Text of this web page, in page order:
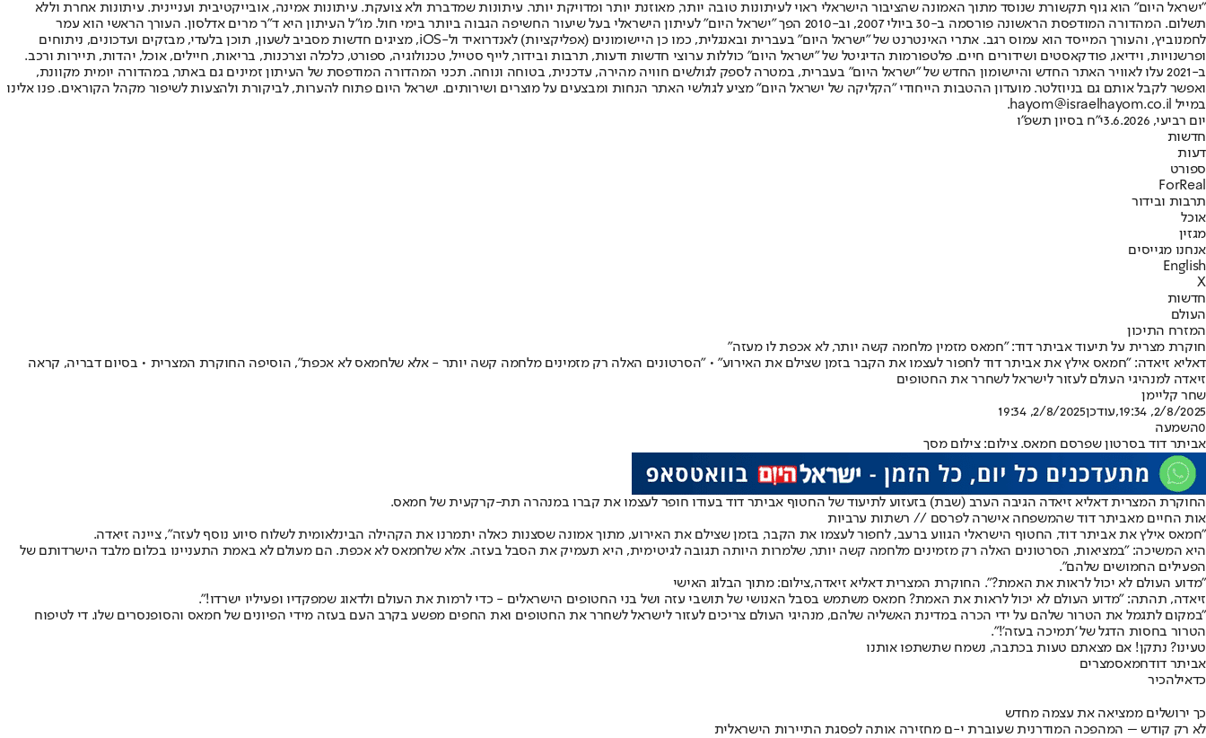
"ישראל היום" הוא גוף תקשורת שנוסד מתוך האמונה שהציבור הישראלי ראוי לעיתונות טובה יותר, מאוזנת יותר ומדויקת יותר. עיתונות שמדברת ולא צועקת. עיתונות אמינה, אובייקטיבית ועניינית. עיתונות אחרת וללא
תשלום. המהדורה המודפסת הראשונה פורסמה ב-30 ביולי 2007, וב-2010 הפך "ישראל היום" לעיתון הישראלי בעל שיעור החשיפה הגבוה ביותר בימי חול. מו"ל העיתון היא ד"ר מרים אדלסון. העורך הראשי הוא עמר
לחמנוביץ, והעורך המייסד הוא עמוס רגב. אתרי האינטרנט של "ישראל היום" בעברית ובאנגלית, כמו כן היישומונים (אפליקציות) לאנדרואיד ול-iOS, מציגים חדשות מסביב לשעון, תוכן בלעדי, מבזקים ועדכונים, ניתוחים
ופרשנויות, וידיאו, פודקאסטים ושידורים חיים. פלטפורמות הדיגיטל של "ישראל היום" כוללות ערוצי חדשות ודעות, תרבות ובידור, לייף סטייל, טכנולוגיה, ספורט, כלכלה וצרכנות, בריאות, חיילים, אוכל, יהדות, תיירות ורכב.
ב-2021 עלו לאוויר האתר החדש והיישומון החדש של "ישראל היום" בעברית, במטרה לספק לגולשים חוויה מהירה, עדכנית, בטוחה ונוחה. תכני המהדורה המודפסת של העיתון זמינים גם באתר, במהדורה יומית מקוונת,
ואפשר לקבל אותם גם בניוזלטר. מועדון ההטבות הייחודי "הקליקה של ישראל היום" מציע לגולשי האתר הנחות ומבצעים על מוצרים ושירותים. ישראל היום פתוח להערות, לביקורת ולהצעות לשיפור מקהל הקוראים. פנו אלינו
במייל hayom@israelhayom.co.il.
יום רביעי, 3.6.2026
י"ח בסיון תשפ"ו
חדשות
דעות
ספורט
ForReal
תרבות ובידור
אוכל
מגזין
אנחנו מגייסים
English
X
חדשות
העולם
המזרח התיכון
חוקרת מצרית על תיעוד אביתר דוד: "חמאס מזמין מלחמה קשה יותר, לא אכפת לו מעזה"
דאליא זיאדה: "חמאס אילץ את אביתר דוד לחפור לעצמו את הקבר בזמן שצילם את האירוע" • "הסרטונים האלה רק מזמינים מלחמה קשה יותר - אלא שלחמאס לא אכפת", הוסיפה החוקרת המצרית • בסיום דבריה, קראה
זיאדה למנהיגי העולם לעזור לישראל לשחרר את החטופים
שחר קליימן
2/8/2025, 19:34
,עודכן2/8/2025, 19:34
0השמעה
אביתר דוד בסרטון שפרסם חמאס. צילום: צילום מסך
החוקרת המצרית דאליא זיאדה הגיבה הערב (שבת) בזעזוע לתיעוד של החטוף אביתר דוד בעודו חופר לעצמו את קברו במנהרה תת-קרקעית של חמאס.
אות החיים מאביתר דוד שהמשפחה אישרה לפרסם // רשתות ערביות
"חמאס אילץ את אביתר דוד, החטוף הישראלי הגווע ברעב, לחפור לעצמו את הקבר, בזמן שצילם את האירוע, מתוך אמונה שסצנות כאלה יתמרנו את הקהילה הבינלאומית לשלוח סיוע נוסף לעזה", ציינה זיאדה.
היא המשיכה: "במציאות, הסרטונים האלה רק מזמינים מלחמה קשה יותר, שלמרות היותה תגובה לגיטימית, היא תעמיק את הסבל בעזה. אלא שלחמאס לא אכפת. הם מעולם לא באמת התעניינו בכלום מלבד הישרדותם של
הפעילים החמושים שלהם".
"מדוע העולם לא יכול לראות את האמת?". החוקרת המצרית דאליא זיאדה,צילום: מתוך הבלוג האישי
זיאדה, תהתה: "מדוע העולם לא יכול לראות את האמת? חמאס משתמש בסבל האנושי של תושבי עזה ושל בני החטופים הישראלים - כדי לרמות את העולם ולדאוג שמפקדיו ופעיליו ישרדו!".
"במקום לתגמל את הטרור שלהם על ידי הכרה במדינת האשליה שלהם, מנהיגי העולם צריכים לעזור לישראל לשחרר את החטופים ואת החפים מפשע בקרב העם בעזה מידי הפיונים של חמאס והסופנסרים שלו. די לטיפוח
הטרור בחסות הדגל של 'תמיכה בעזה'!".
טעינו? נתקן! אם מצאתם טעות בכתבה, נשמח שתשתפו אותנו
אביתר דודחמאסמצרים
כדאילהכיר
כך ירושלים ממציאה את עצמה מחדש
לא רק קודש – המהפכה המודרנית שעוברת י-ם מחזירה אותה לפסגת התיירות הישראלית